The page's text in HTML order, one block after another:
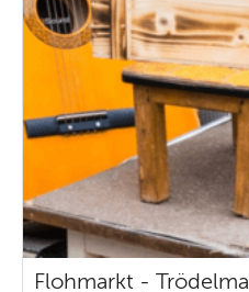
Flohmarkt -